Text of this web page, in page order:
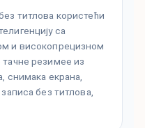
титлова користећи
са
и високопрецизном
резимее из
снимака екрана,
без титлова,